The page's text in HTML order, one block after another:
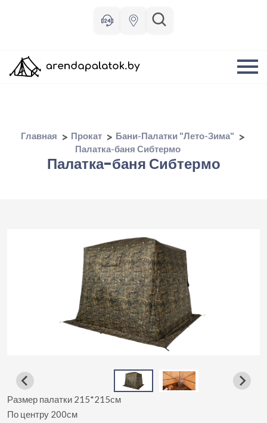
Главная Прокат
Бани-Палатки "Лето-Зима"
Палатка-баня Сибтермо
Палатка-баня Сибтермо
Размер палатки 215*215см
По центру 200см